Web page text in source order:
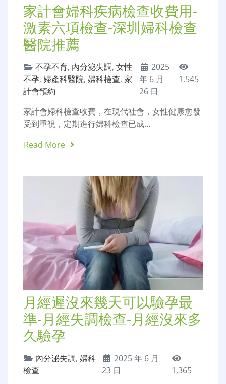
家計會婦科疾病檢查收費用-
激素六項檢查-深圳婦科檢查
醫院推薦
不孕不育, 內分泌失調, 女性
不孕, 婦產科醫院, 婦科檢查, 家
計會預約
2025
年 6 月
26 日
1,545
家計會婦科檢查收費，在現代社會，女性健康愈發
受到重視，定期進行婦科檢查已成…
Read More
月經遲沒來幾天可以驗孕最
準-月經失調檢查-月經沒來多
久驗孕
內分泌失調, 婦科
檢查
2025 年 6 月
23 日
1,365